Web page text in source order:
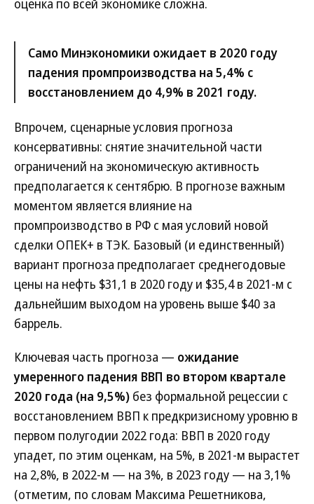
Само Минэкономики ожидает в 2020 году
падения промпроизводства на 5,4% с
восстановлением до 4,9% в 2021 году.
Впрочем, сценарные условия прогноза
консервативны: снятие значительной части
ограничений на экономическую активность
предполагается к сентябрю. В прогнозе важным
моментом является влияние на
промпроизводство в РФ с мая условий новой
сделки ОПЕК+ в ТЭК. Базовый (и единственный)
вариант прогноза предполагает среднегодовые
цены на нефть $31,1 в 2020 году и $35,4 в 2021-м с
дальнейшим выходом на уровень выше $40 за
баррель.
Ключевая часть прогноза — ожидание
умеренного падения ВВП во втором квартале
2020 года (на 9,5%) без формальной рецессии с
восстановлением ВВП к предкризисному уровню в
первом полугодии 2022 года: ВВП в 2020 году
упадет, по этим оценкам, на 5%, в 2021-м вырастет
на 2,8%, в 2022-м — на 3%, в 2023 году — на 3,1%
(отметим, по словам Максима Решетникова,